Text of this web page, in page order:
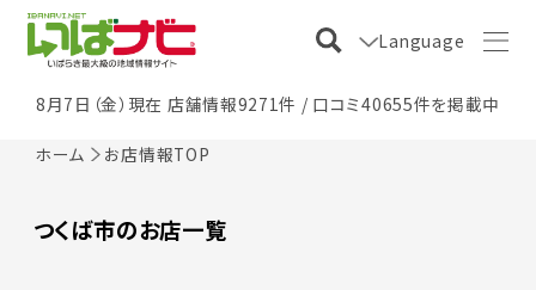
Language
8月7日（金）現在 店舗情報9271件 / 口コミ40655件を掲載中
ホーム お店情報TOP
つくば市のお店一覧